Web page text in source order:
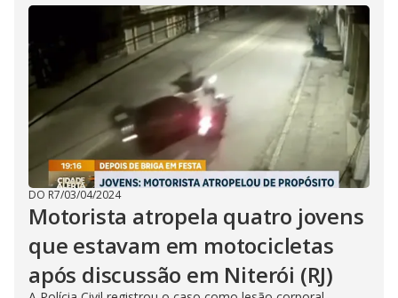
DO R7/03/04/2024
Motorista atropela quatro jovens
que estavam em motocicletas
após discussão em Niterói (RJ)